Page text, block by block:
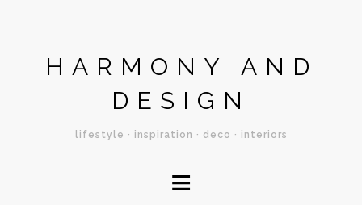
HARMONY AND
DESIGN
lifestyle · inspiration · deco · interiors
≡